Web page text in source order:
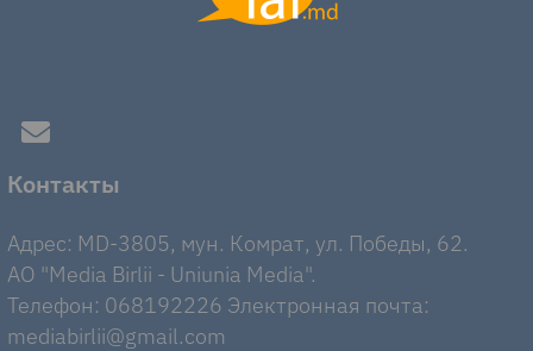
Контакты
Адрес: MD-3805, мун. Комрат, ул. Победы, 62.
AO "Media Birlii - Uniunia Media".
Телефон: 068192226 Электронная почта:
mediabirlii@gmail.com